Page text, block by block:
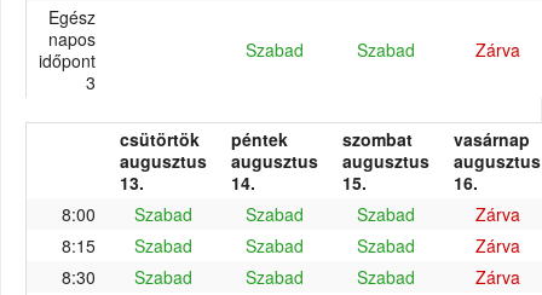
Egész
napos
időpont
3
Szabad Szabad Zárva
csütörtök
augusztus
13.
péntek
augusztus
14.
szombat
augusztus
15.
vasárnap
augusztus
16.
8:00
Szabad Szabad Szabad
Zárva
8:15
Szabad Szabad Szabad
Zárva
8:30
Szabad Szabad Szabad
Zárva